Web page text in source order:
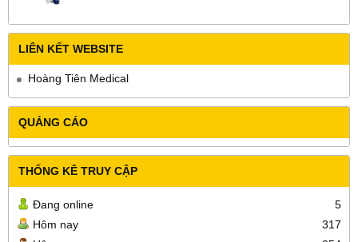
LIÊN KẾT WEBSITE
Hoàng Tiên Medical
QUẢNG CÁO
THỐNG KÊ TRUY CẬP
Đang online
5
Hôm nay
317